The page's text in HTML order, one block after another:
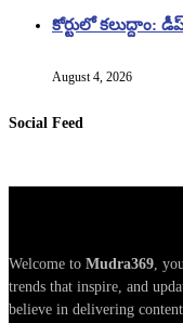
కోర్టులో కలుద్దాం:
August 4, 2026
Social Feed
Welcome to Mudra369,
trends that inspire, and
believe in delivering